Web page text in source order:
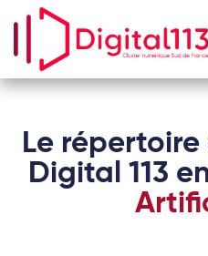
Se rendre au contenu
Le
Digital 113